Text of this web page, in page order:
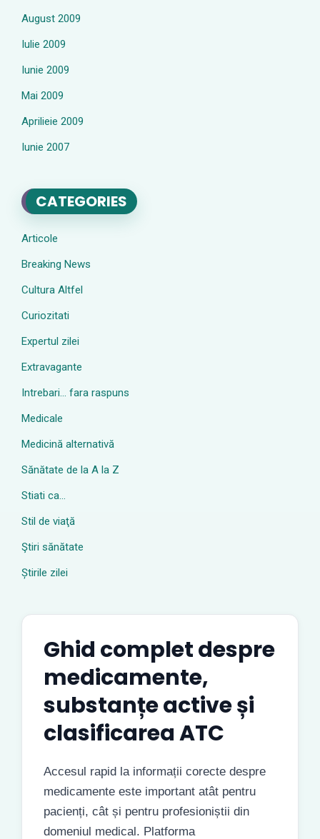
August 2009
Iulie 2009
Iunie 2009
Mai 2009
Aprilieie 2009
Iunie 2007
CATEGORIES
Articole
Breaking News
Cultura Altfel
Curiozitati
Expertul zilei
Extravagante
Intrebari… fara raspuns
Medicale
Medicină alternativă
Sănătate de la A la Z
Stiati ca…
Stil de viaţă
Ştiri sănătate
Știrile zilei
Ghid complet despre
medicamente,
substanțe active și
clasificarea ATC
Accesul rapid la informații corecte despre
medicamente este important atât pentru
pacienți, cât și pentru profesioniștii din
domeniul medical. Platforma